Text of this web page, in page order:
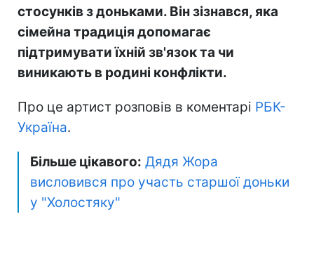
стосунків з доньками. Він зізнався, яка
сімейна традиція допомагає
підтримувати їхній зв'язок та чи
виникають в родині конфлікти.
Про це артист розповів в коментарі РБК-
Україна.
Більше цікавого: Дядя Жора
висловився про участь старшої доньки
у "Холостяку"